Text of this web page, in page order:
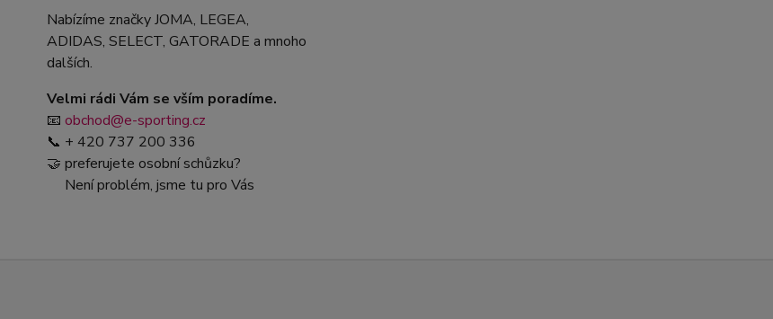
Nabízíme značky JOMA, LEGEA,
ADIDAS, SELECT, GATORADE a mnoho
dalších.
Velmi rádi Vám se vším poradíme.
📧 obchod@e-sporting.cz
📞 + 420 737 200 336
🤝 preferujete osobní schůzku?
Není problém, jsme tu pro Vás